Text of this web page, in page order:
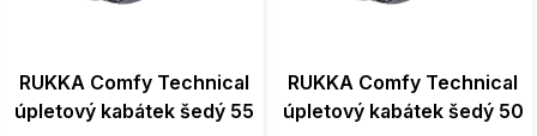
RUKKA Comfy Technical
úpletový kabátek šedý 55
RUKKA Comfy Technical
úpletový kabátek šedý 50